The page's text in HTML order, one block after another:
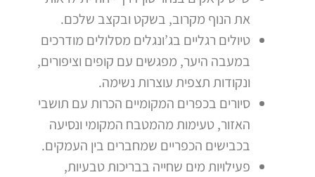
את הנוף מקרוב, בשקט ובקצב שלכם.
טיולים רגליים בג’ונגלים מסלולים מודרכים
במעבה היער, מפגשים עם קופים וציפורים,
ונקודות תצפית עוצרות נשימה.
סיורים בכפרים המקומיים הכרות עם תושבי
האזור, טעימות מהמטבח המקומי ונסיעה
בכבישים הכפריים שמחברים בין העמקים.
פעילויות מים שחייה בבריכות טבעיות,